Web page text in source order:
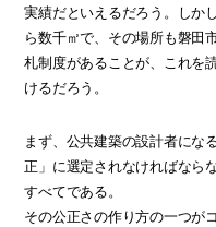
実績だといえるだろう。しか
ら数千㎡で、その場所も磐田
札制度があることが、これを
けるだろう。
まず、公共建築の設計者にな
正」に選定されなければなら
すべてである。
その公正さの作り方の一つが